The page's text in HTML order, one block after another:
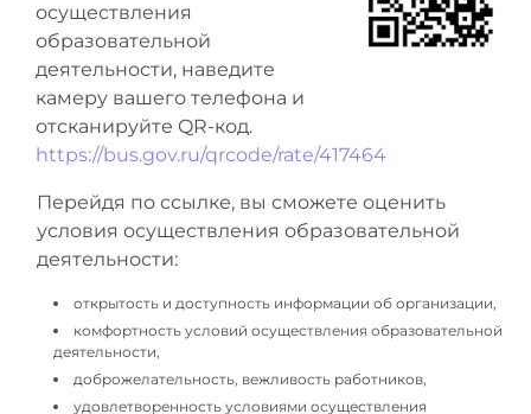
осуществления
образовательной
деятельности, наведите
камеру вашего телефона и
отсканируйте QR-код.
https://bus.gov.ru/qrcode/rate/417464
Перейдя по ссылке, вы сможете оценить
условия осуществления образовательной
деятельности:
открытость и доступность информации об организации,
комфортность условий осуществления образовательной
деятельности,
доброжелательность, вежливость работников,
удовлетворенность условиями осуществления